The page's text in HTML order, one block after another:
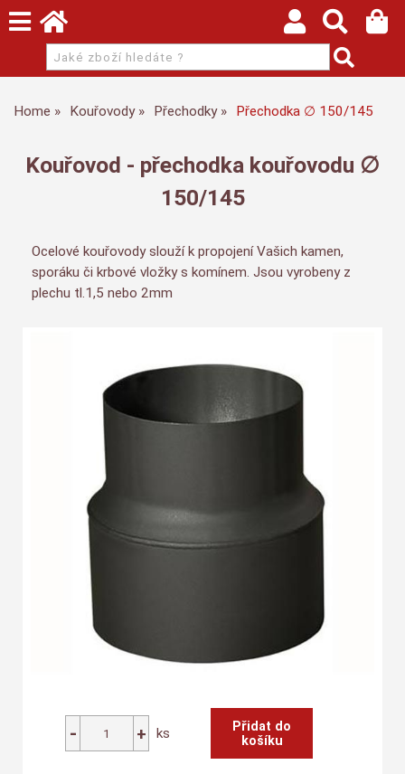
Home Kouřovody Přechodky Přechodka ∅ 150/145
Kouřovod - přechodka kouřovodu ∅
150/145
Ocelové kouřovody slouží k propojení Vašich kamen,
sporáku či krbové vložky s komínem. Jsou vyrobeny z
plechu tl.1,5 nebo 2mm
ks